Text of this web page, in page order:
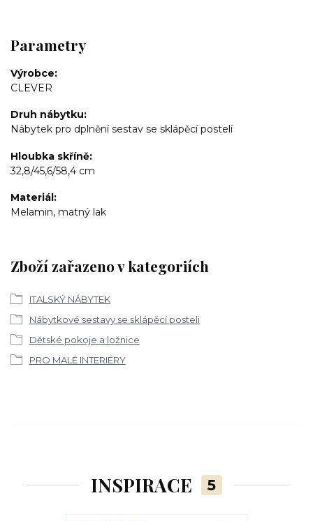
Parametry
Výrobce
CLEVER
Druh nábytku
Nábytek pro dplnění sestav se sklápěcí postelí
Hloubka skříně
32,8/45,6/58,4 cm
Materiál
Melamin, matný lak
Zboží zařazeno v kategoriích
ITALSKÝ NÁBYTEK
Nábytkové sestavy se sklápěcí posteli
Dětské pokoje a ložnice
PRO MALÉ INTERIÉRY
INSPIRACE 5